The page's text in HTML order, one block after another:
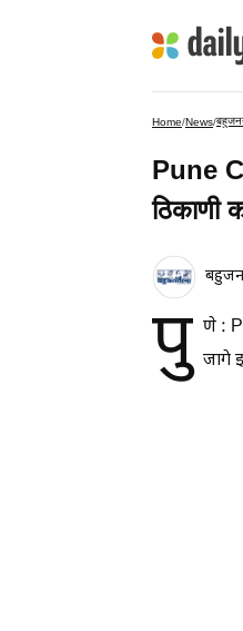
Home/News/
Pune
ठिकाणी
पु णे :
जागे